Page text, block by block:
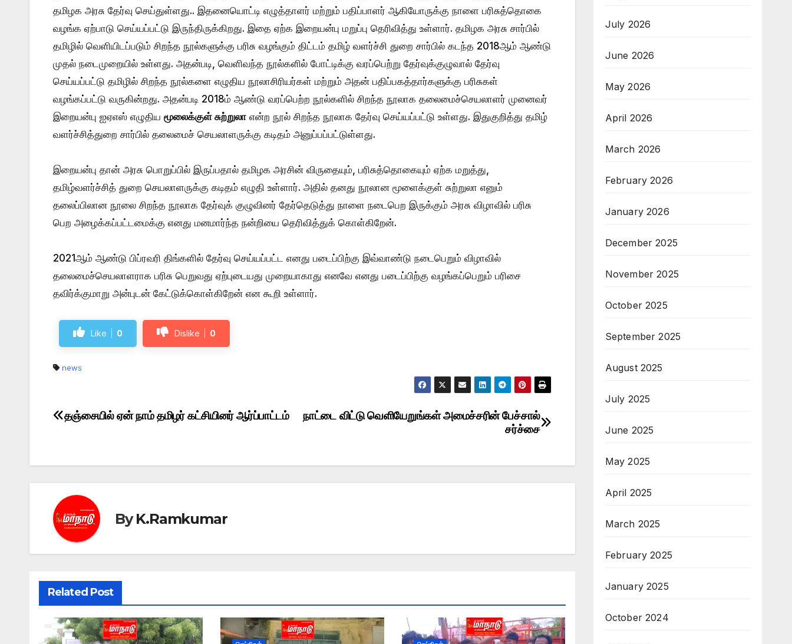
தமிழக அரசு தேர்வு செய்துள்ளது.. இதனையொட்டி எழுத்தாளர் மற்றும் பதிப்பாளர் ஆகியோருக்கு நாளை பரிசுத்தொகை
வழங்க ஏற்பாடு செய்யப்பட்டு இருந்திருக்கிறது. இதை ஏற்க இறையன்பு மறுப்பு தெரிவித்து உள்ளார். தமிழக அரசு சார்பில்
தமிழில் வெளியிடப்படும் சிறந்த நூல்களுக்கு பரிசு வழங்கும் திட்டம் தமிழ் வளர்ச்சி துறை சார்பில் கடந்த 2018ஆம் ஆண்டு
முதல் நடைமுறையில் உள்ளது. அதன்படி, வெளிவந்த நூல்களில் போட்டிக்கு வரப்பெற்று தேர்வுக்குழுவால் தேர்வு
செய்யப்பட்டு தமிழில் சிறந்த நூல்களை எழுதிய நூலாசிரியர்கள் மற்றும் அதன் பதிப்பகத்தார்களுக்கு பரிசுகள்
வழங்கப்பட்டு வருகின்றது. அதன்படி 2018ம் ஆண்டு வரப்பெற்ற நூல்களில் சிறந்த நூலாக தலைமைச்செயலாளர் முனைவர்
இறையன்பு ஐஏஎஸ் எழுதிய மூலைக்குள் சுற்றுலா என்ற நூல் சிறந்த நூலாக தேர்வு செய்யப்பட்டு உள்ளது. இதுகுறித்து தமிழ்
வளர்ச்சித்துறை சார்பில் தலைமைச் செயலாளருக்கு கடிதம் அனுப்பப்பட்டுள்ளது.
இறையன்பு தான் அரசு பொறுப்பில் இருப்பதால் தமிழக அரசின் விருதையும், பரிசுத்தொகையும் ஏற்க மறுத்து,
தமிழ்வளர்ச்சித் துறை செயலாளருக்கு கடிதம் எழுதி உள்ளார். அதில் தனது நூலான மூளைக்குள் சுற்றுலா எனும்
தலைப்பிலான நூலை சிறந்த நூலாக தேர்வுக் குழுவினர் தேர்தெடுத்து நாளை நடைபெற இருக்கும் அரசு விழாவில் பரிசு
பெற அழைக்கப்பட்டமைக்கு எனது மனமார்ந்த நன்றியை தெரிவித்துக் கொள்கிறேன்.
2021ஆம் ஆண்டு பிப்ரவரி திங்களில் தேர்வு செய்யப்பட்ட எனது படைப்பிற்கு இவ்வாண்டு நடைபெறும் விழாவில்
தலைமைச்செயலாளராக பரிசு பெறுவது ஏற்புடையது முறையாகாது எனவே எனது படைப்பிற்கு வழங்கப்பெறும் பரிசை
தவிர்க்குமாறு அன்புடன் கேட்டுக்கொள்கிறேன் என கூறி உள்ளார்.
Like 0 Dislike 0
news
Post
நாட்டை விட்டு வெளியேறுங்கள் அமைச்சரின் பேச்சால்
சர்ச்சை
தஞ்சையில் ஏன் நாம் தமிழர் கட்சியினர் ஆர்ப்பாட்டம்
ByK.Ramkumar
Related Post
July 2026
June 2026
May 2026
April 2026
March 2026
February 2026
January 2026
December 2025
November 2025
October 2025
September 2025
August 2025
July 2025
June 2025
May 2025
April 2025
March 2025
February 2025
January 2025
October 2024